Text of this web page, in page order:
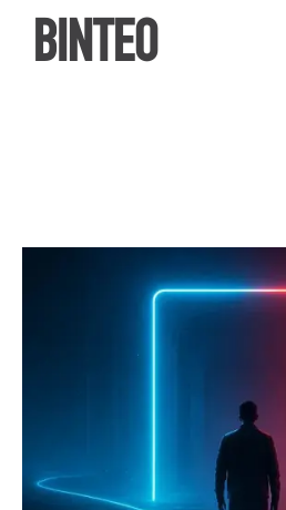
ΒΙΝΤΕΟ